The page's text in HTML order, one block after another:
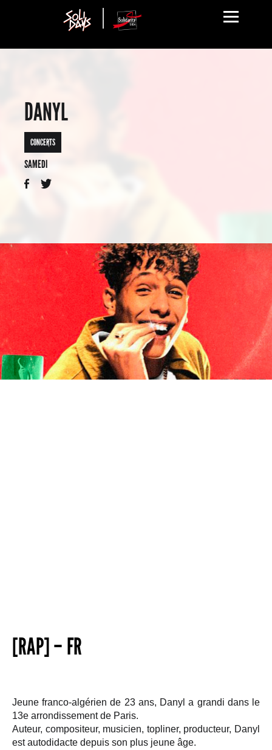
DANYL
CONCERTS
SAMEDI
[RAP] – FR
Jeune franco-algérien de 23 ans, Danyl a grandi dans le
13e arrondissement de Paris.
Auteur, compositeur, musicien, topliner, producteur, Danyl
est autodidacte depuis son plus jeune âge.